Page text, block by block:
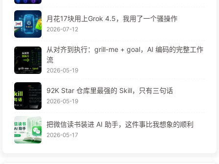
月花17块用上Grok 4.5，我用了一个骚操作
2026-07-12
从对齐到执行：grill-me + goal，AI 编码的完整工作
流
2026-05-19
92K Star 仓库里最强的 Skill，只有三句话
2026-05-19
把微信读书装进 AI 助手，这件事比我想象的顺利
2026-05-17